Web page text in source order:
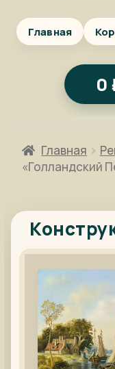
Главная
0
Главная
«Голландский